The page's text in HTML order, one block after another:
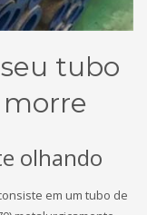
tubo
olhando
em um tubo de